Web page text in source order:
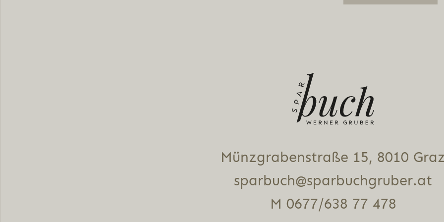
Münz­gra­ben­stra­ße 15, 8010
sparbuch@sparbuchgruber.at
M 0677/638 77 478